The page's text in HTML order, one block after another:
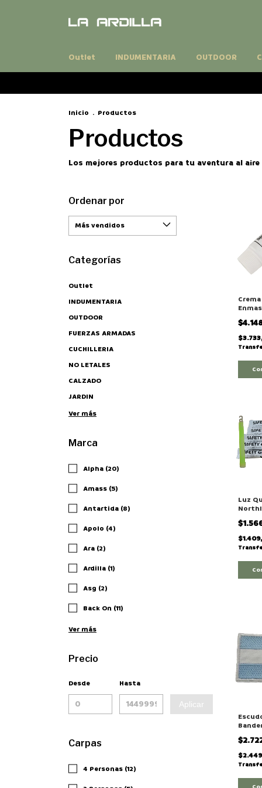
Outlet INDUMENTARIA OUTDOOR
Inicio . Productos
Productos
Los mejores productos para tu aventura al
Ordenar por
Categorías
Outlet
INDUMENTARIA
OUTDOOR
FUERZAS ARMADAS
CUCHILLERIA
NO LETALES
CALZADO
JARDIN
Ver más
Marca
Alpha (20)
Amass (5)
Antartida (8)
Apolo (4)
Ara (2)
Ardilla (1)
Asg (2)
Back On (11)
Ver más
Precio
Desde Hasta
Aplicar
Carpas
4 Personas (12)
Crema
Luz
12hs
Chica